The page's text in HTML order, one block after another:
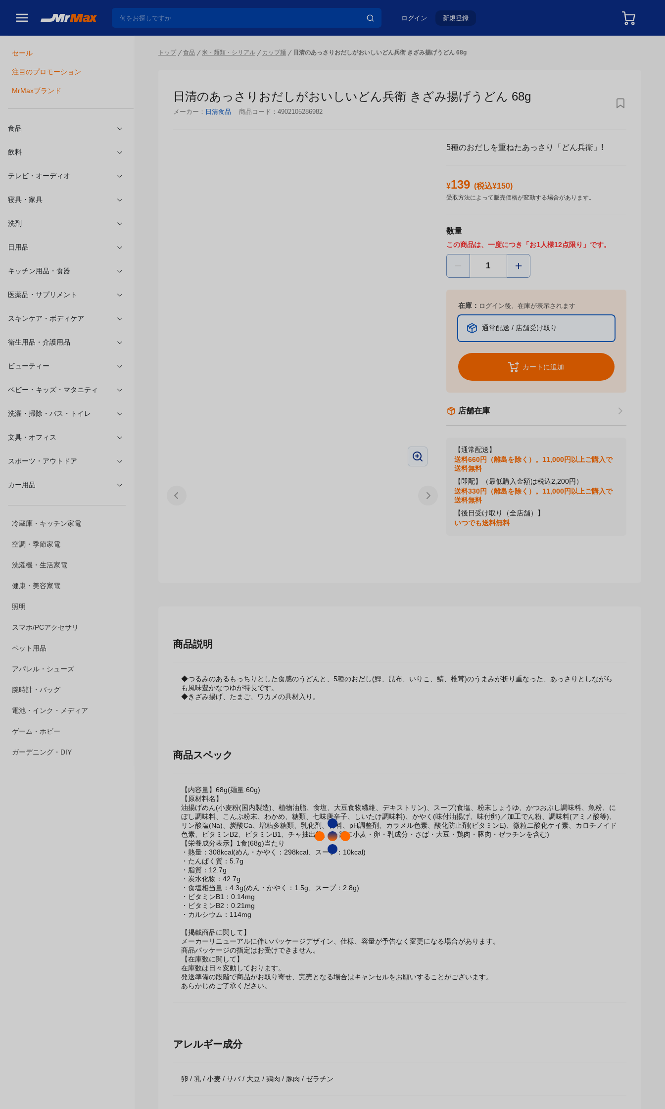
ログイン 新規登録
セール
注目のプロモーション
MrMaxブランド
食品
飲料
スポーツ・アウトドア
カー用品
冷蔵庫・キッチン家電
空調・季節家電
洗濯機・生活家電
健康・美容家電
照明
トップ 食品 米・麺類・シリアル カップ麺 日清のあっさりおだしがおいしいどん兵衛 きざみ揚げうどん 68g
日清のあっさりおだしがおいしいどん兵衛 きざみ揚げうどん 68g
メーカー： 日清食品 商品コード： 4902105286982
5種のおだしを重ねたあっさり「どん兵衛」!
¥139 (税込¥150)
受取方法によって販売価格が変動する場合があります。
数量
この商品は、一度につき「お1人様12点限り」です。
在庫： ログイン後、在庫が表示されます
通常配送 / 店舗受け取り
カートに追加
店舗在庫
【通常配送】
送料660円（離島を除く）。11,000円以上ご購入で
送料無料
【即配】（最低購入金額は税込2,200円）
送料330円（離島を除く）。11,000円以上ご購入で
送料無料
【後日受け取り（全店舗）】
◆つるみのあるもっちりとした食感のうどんと、5種のおだし(鰹、昆布、いりこ、鯖、椎茸)のうまみが折り重なった、あっさりとしながら
も風味豊かなつゆが特長です。
【内容量】68g(麺量:60g)
【原材料名】
油揚げめん(小麦粉(国内製造)、植物油脂、食塩、大豆食物繊維、デキストリン)、スープ(食塩、粉末しょうゆ、かつおぶし調味料、魚粉、に
ぼし調味料、こんぶ粉末、わかめ、糖類、七味唐辛子、しいたけ調味料)、かやく(味付油揚げ、味付卵)／加工でん粉、調味料(アミノ酸等)、
リン酸塩(Na)、炭酸Ca、増粘多糖類、乳化剤、香料、pH調整剤、カラメル色素、酸化防止剤(ビタミンE)、微粒二酸化ケイ素、カロチノイド
色素、ビタミンB2、ビタミンB1、チャ抽出物、(一部に小麦・卵・乳成分・さば・大豆・鶏肉・豚肉・ゼラチンを含む)
【栄養成分表示】1食(68g)当たり
・熱量：308kcal(めん・かやく：298kcal、スープ：10kcal)
・たんぱく質：5.7g
・脂質：12.7g
・炭水化物：42.7g
・食塩相当量：4.3g(めん・かやく：1.5g、スープ：2.8g)
・ビタミンB1：0.14mg
・ビタミンB2：0.21mg
【掲載商品に関して】
メーカーリニューアルに伴いパッケージデザイン、仕様、容量が予告なく変更になる場合があります。
商品パッケージの指定はお受けできません。
【在庫数に関して】
在庫数は日々変動しております。
発送準備の段階で商品がお取り寄せ、完売となる場合はキャンセルをお願いすることがございます。